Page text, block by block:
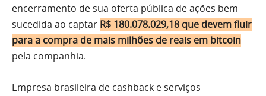
encerramento de sua oferta pública de ações bem-
sucedida ao captar R$ 180.078.029,18 que devem fluir
para a compra de mais milhões de reais em bitcoin
pela companhia.
Empresa brasileira de cashback e serviços